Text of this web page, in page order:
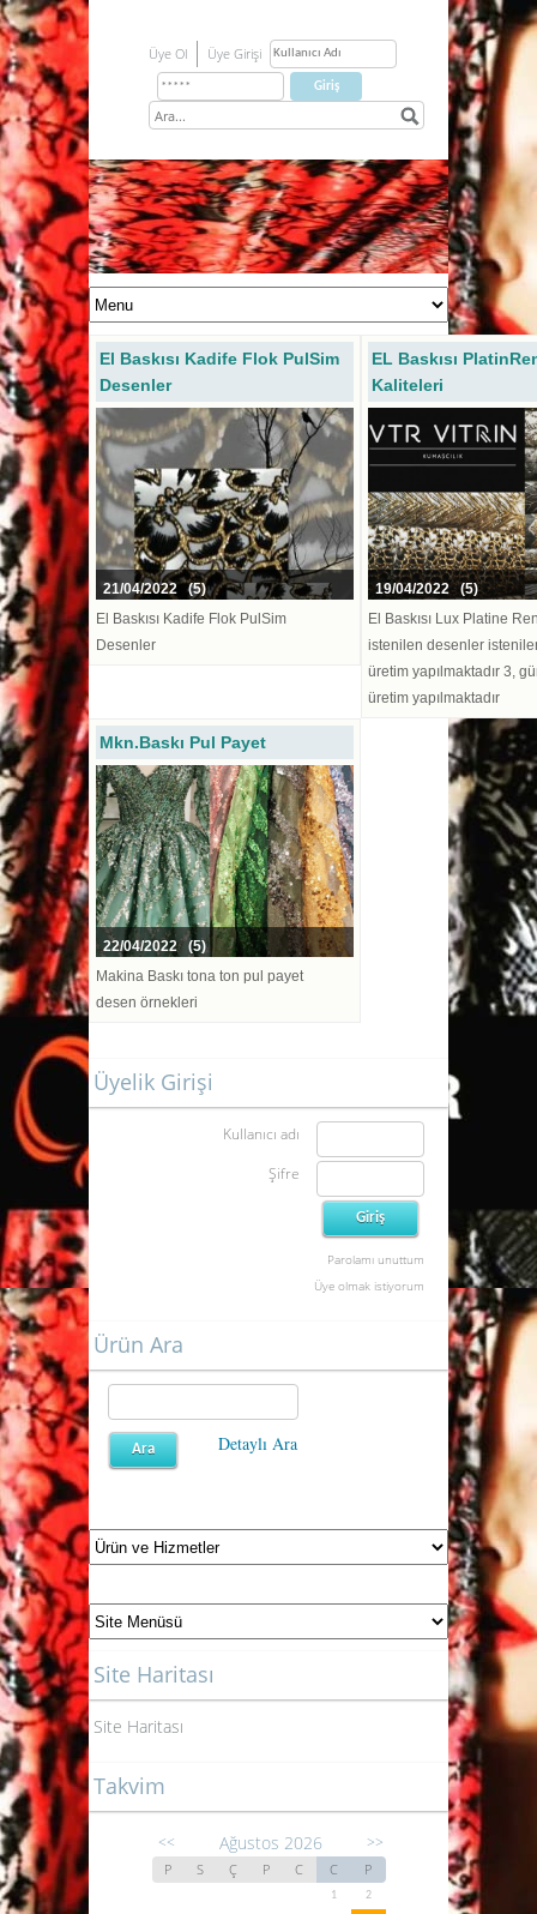
Üye Ol Üye Girişi
VTR Vitrin Kumaşçılık Modanın Vitrini
El Baskısı Kadife Flok PulSim
Desenler
21/04/2022 (5)
El Baskısı Kadife Flok PulSim
Desenler
EL Baskısı
Kaliteleri
19/04/2022 (5)
El Baskısı Lux Platine
istenilen desenler
üretim yapılmaktadır 3,
üretim yapılmaktadır
Mkn.Baskı Pul Payet
22/04/2022 (5)
Makina Baskı tona ton pul payet
desen örnekleri
Üyelik Girişi
Kullanıcı adı
Şifre
Parolamı unuttum
Üye olmak istiyorum
Ürün Ara
Detaylı Ara
Site Haritası
Site Haritası
Takvim
<< Ağustos 2026 >>
P S Ç P C C P
1
2